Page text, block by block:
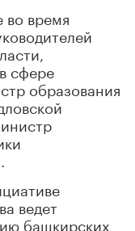
во время
сфере
образования
ведет
башкирских